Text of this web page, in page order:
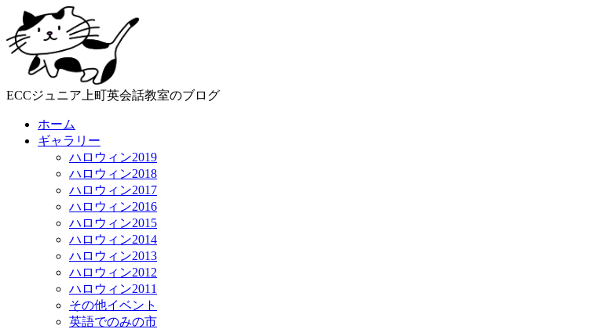
ECCジュニア上町英会話教室のブログ
ホーム
ギャラリー
ハロウィン2019
ハロウィン2018
ハロウィン2017
ハロウィン2016
ハロウィン2015
ハロウィン2014
ハロウィン2013
ハロウィン2012
ハロウィン2011
その他イベント
英語でのみの市